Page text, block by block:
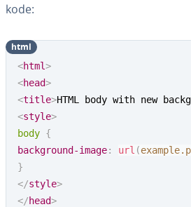
kode:
<html>
<head>
<title>HTML body with new
<style>
body {
background-image: url (
}
</style>
</head>
html